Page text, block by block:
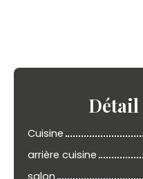
Détail
Cuisine
arrière cuisine